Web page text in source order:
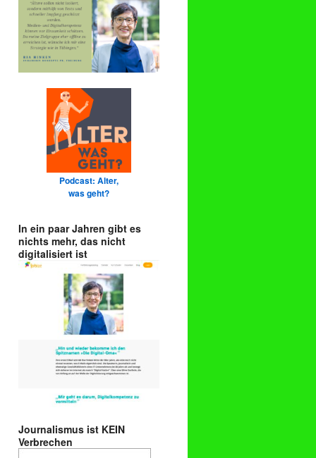
Podcast: Alter,
was geht?
In ein paar Jahren gibt es
nichts mehr, das nicht
digitalisiert ist
Journalismus ist KEIN
Verbrechen